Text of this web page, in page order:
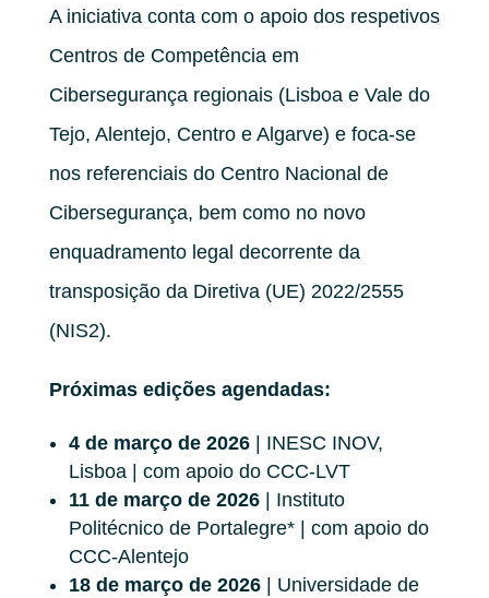
A iniciativa conta com o apoio dos respetivos
Centros de Competência em
Cibersegurança regionais (Lisboa e Vale do
Tejo, Alentejo, Centro e Algarve) e foca-se
nos referenciais do Centro Nacional de
Cibersegurança, bem como no novo
enquadramento legal decorrente da
transposição da Diretiva (UE) 2022/2555
(NIS2).
Próximas edições agendadas:
4 de março de 2026| INESC INOV,
Lisboa | com apoio do CCC-LVT
11 de março de 2026| Instituto
Politécnico de Portalegre* | com apoio do
CCC-Alentejo
18 de março de 2026| Universidade de